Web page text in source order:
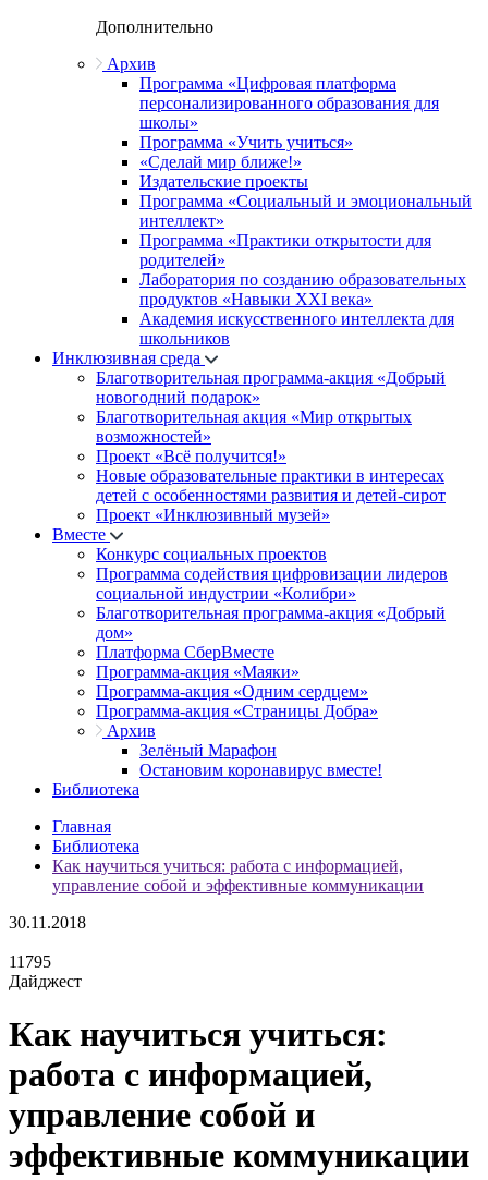
Дополнительно
Архив
Программа «Цифровая платформа
персонализированного образования для
школы»
Программа «Учить учиться»
«Сделай мир ближе!»
Издательские проекты
Программа «Социальный и эмоциональный
интеллект»
Программа «Практики открытости для
родителей»
Лаборатория по созданию образовательных
продуктов «Навыки XXI века»
Академия искусственного интеллекта для
школьников
Инклюзивная среда
Благотворительная программа-акция «Добрый
новогодний подарок»
Благотворительная акция «Мир открытых
возможностей»
Проект «Всё получится!»
Новые образовательные практики в интересах
детей с особенностями развития и детей-сирот
Проект «Инклюзивный музей»
Вместе
Конкурс социальных проектов
Программа содействия цифровизации лидеров
социальной индустрии «Колибри»
Благотворительная программа-акция «Добрый
дом»
Платформа СберВместе
Программа-акция «Маяки»
Программа-акция «Одним сердцем»
Программа-акция «Страницы Добра»
Архив
Зелёный Марафон
Остановим коронавирус вместе!
Библиотека
Главная
Библиотека
Как научиться учиться: работа с информацией,
управление собой и эффективные коммуникации
30.11.2018
11795
Дайджест
Как научиться учиться:
работа с информацией,
управление собой и
эффективные коммуникации